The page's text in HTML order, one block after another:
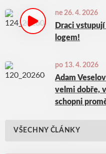
ne 26. 4. 2026
Draci
logem!
po 13. 4. 2026
Adam
velmi dobře,
schopni
VŠECHNY ČLÁNKY